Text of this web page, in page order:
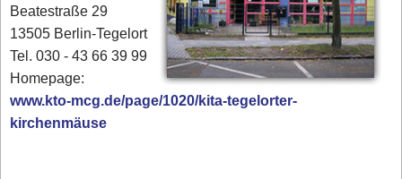
Beatestraße 29
13505 Berlin-Tegelort
Tel. 030 - 43 66 39 99‎
Homepage:
www.kto-mcg.de/page/1020/kita-tegelorter-
kirchenmäuse